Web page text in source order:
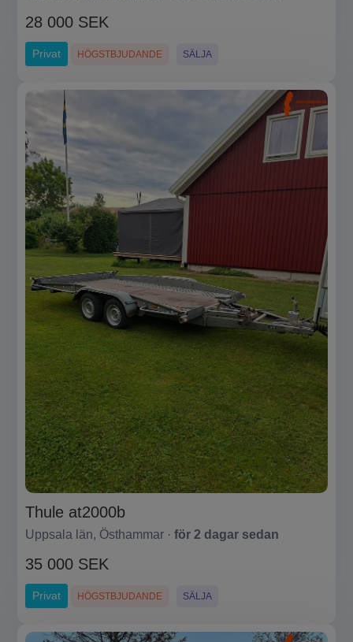
28 000 SEK
Privat HÖGSTBJUDANDE SÄLJA
Thule at2000b
Uppsala län, Östhammar · för 2 dagar sedan
35 000 SEK
Privat HÖGSTBJUDANDE SÄLJA